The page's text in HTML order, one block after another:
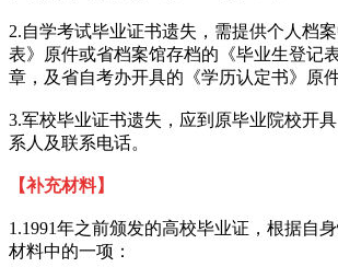
2.自学考试毕业证书遗失，需提供个人档
表》原件或省档案馆存档的《毕业生登记
章，及省自考办开具的《学历认定书》原件
3.军校毕业证书遗失，应到原毕业院校开
系人及联系电话。
【补充材料】
1.1991年之前颁发的高校毕业证，根据自
材料中的一项：